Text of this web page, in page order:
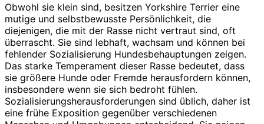
Obwohl sie klein sind, besitzen Yorkshire Terrier eine
mutige und selbstbewusste Persönlichkeit, die
diejenigen, die mit der Rasse nicht vertraut sind, oft
überrascht. Sie sind lebhaft, wachsam und können bei
fehlender Sozialisierung Hundesbehauptungen zeigen.
Das starke Temperament dieser Rasse bedeutet, dass
sie größere Hunde oder Fremde herausfordern können,
insbesondere wenn sie sich bedroht fühlen.
Sozialisierungsherausforderungen sind üblich, daher ist
eine frühe Exposition gegenüber verschiedenen